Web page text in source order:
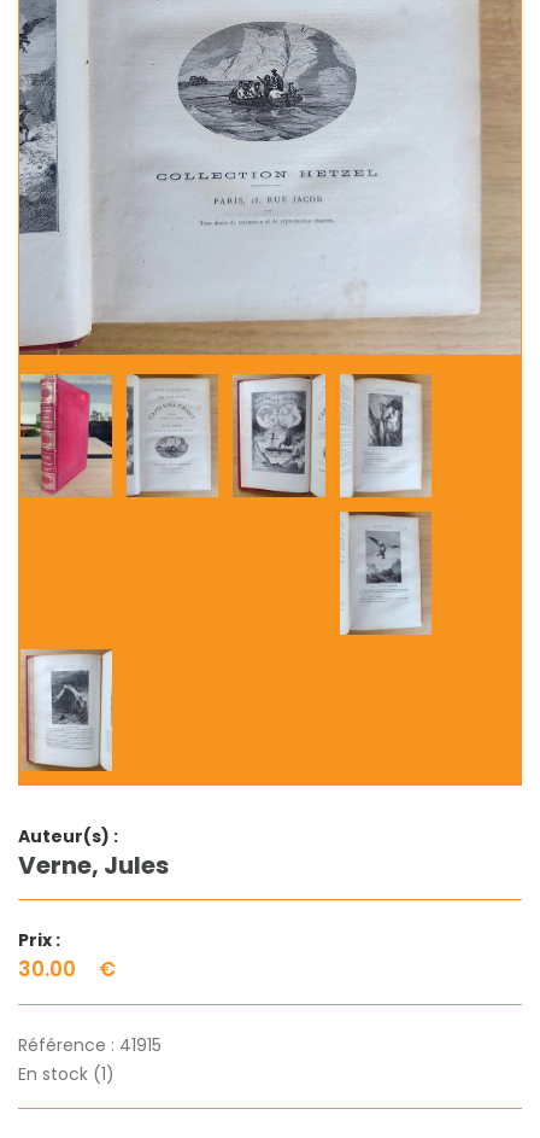
Auteur(s) :
Verne, Jules
Prix :
30.00 €
Référence : 41915
En stock (1)